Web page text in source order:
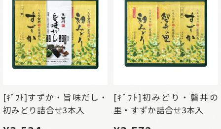
[ｷﾞﾌﾄ]すずか・旨味だし・
初みどり詰合せ3本入
[ｷﾞﾌﾄ]初みどり・磐井の
里・すずか詰合せ3本入